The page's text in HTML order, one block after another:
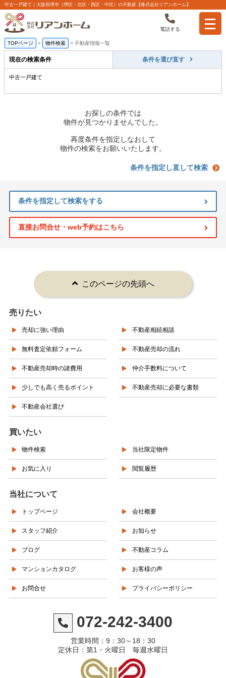
中古一戸建て｜大阪府堺市（堺区・北区・西区・中区）の不動産【株式会社リアンホーム】
電話する
TOPページ > 物件検索 > 不動産情報一覧
現在の検索条件 条件を選び直す
中古一戸建て
お探しの条件では
物件が見つかりませんでした。
再度条件を指定しなおして
物件の検索をお願いいたします。
条件を指定し直して検索
条件を指定して検索をする
直接お問合せ・web予約はこちら
このページの先頭へ
売りたい
売却に強い理由 不動産相続相談
無料査定依頼フォーム 不動産売却の流れ
不動産売却時の諸費用 仲介手数料について
少しでも高く売るポイント 不動産売却に必要な書類
不動産会社選び
買いたい
物件検索 当社限定物件
お気に入り 閲覧履歴
当社について
トップページ 会社概要
スタッフ紹介 お知らせ
ブログ 不動産コラム
マンションカタログ お客様の声
お問合せ プライバシーポリシー
072-242-3400
営業時間：9：30～18：30
定休日：第1・火曜日 毎週水曜日